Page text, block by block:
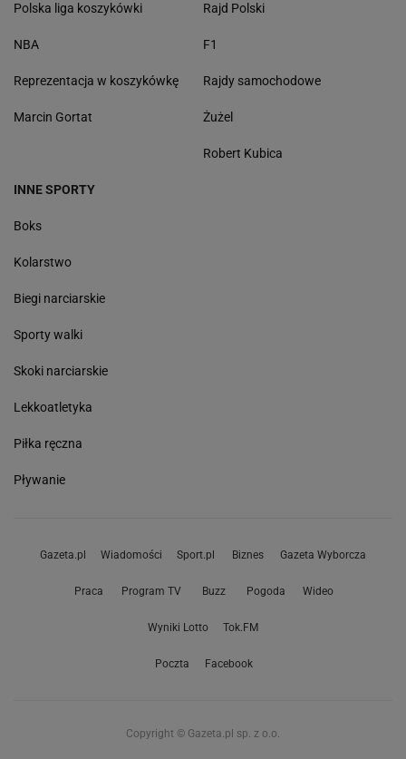
Polska liga koszykówki
NBA
Reprezentacja w koszykówkę
Marcin Gortat
Rajd Polski
F1
Rajdy samochodowe
Żużel
Robert Kubica
INNE SPORTY
Boks
Kolarstwo
Biegi narciarskie
Sporty walki
Skoki narciarskie
Lekkoatletyka
Piłka ręczna
Pływanie
Gazeta.pl Wiadomości Sport.pl Biznes Gazeta Wyborcza
Praca Program TV Buzz Pogoda Wideo
Wyniki Lotto Tok.FM
Poczta Facebook
Copyright © Gazeta.pl sp. z o.o.